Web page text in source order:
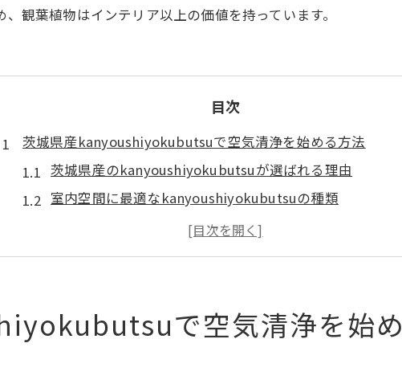
観葉植物はインテリア以上の価値を持っています。
目次
茨城県産kanyoushiyokubutsuで空気清浄を始める方法
茨城県産のkanyoushiyokubutsuが選ばれる理由
室内空間に最適なkanyoushiyokubutsuの種類
初心者でも始めやすいkanyoushiyokubutsuの育て方
kanyoushiyokubutsuが持つ空気清浄作用のメカニズム
茨城県産kanyoushiyokubutsuの購入ガイド
自然の力を借りてkanyoushiyokubutsuで室内環境を改善
で空気清浄を始